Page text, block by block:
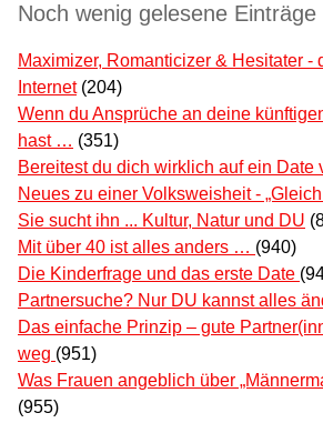
Noch wenig gelesene Einträge
Maximizer, Romanticizer & Hesitater -
Internet (204)
Wenn du Ansprüche an deine
hast … (351)
Bereitest du dich wirklich auf ein Date
Neues zu einer Volksweisheit -
Sie sucht ihn ... Kultur, Natur und DU
Mit über 40 ist alles anders … (940)
Die Kinderfrage und das erste Date
Partnersuche? Nur DU kannst alles
Das einfache Prinzip – gute
weg (951)
Was Frauen angeblich über
(955)